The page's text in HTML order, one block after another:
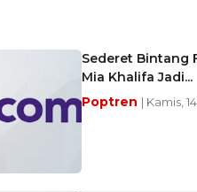
Sederet Bintang
Mia Khalifa Jadi...
Poptren | Kamis,